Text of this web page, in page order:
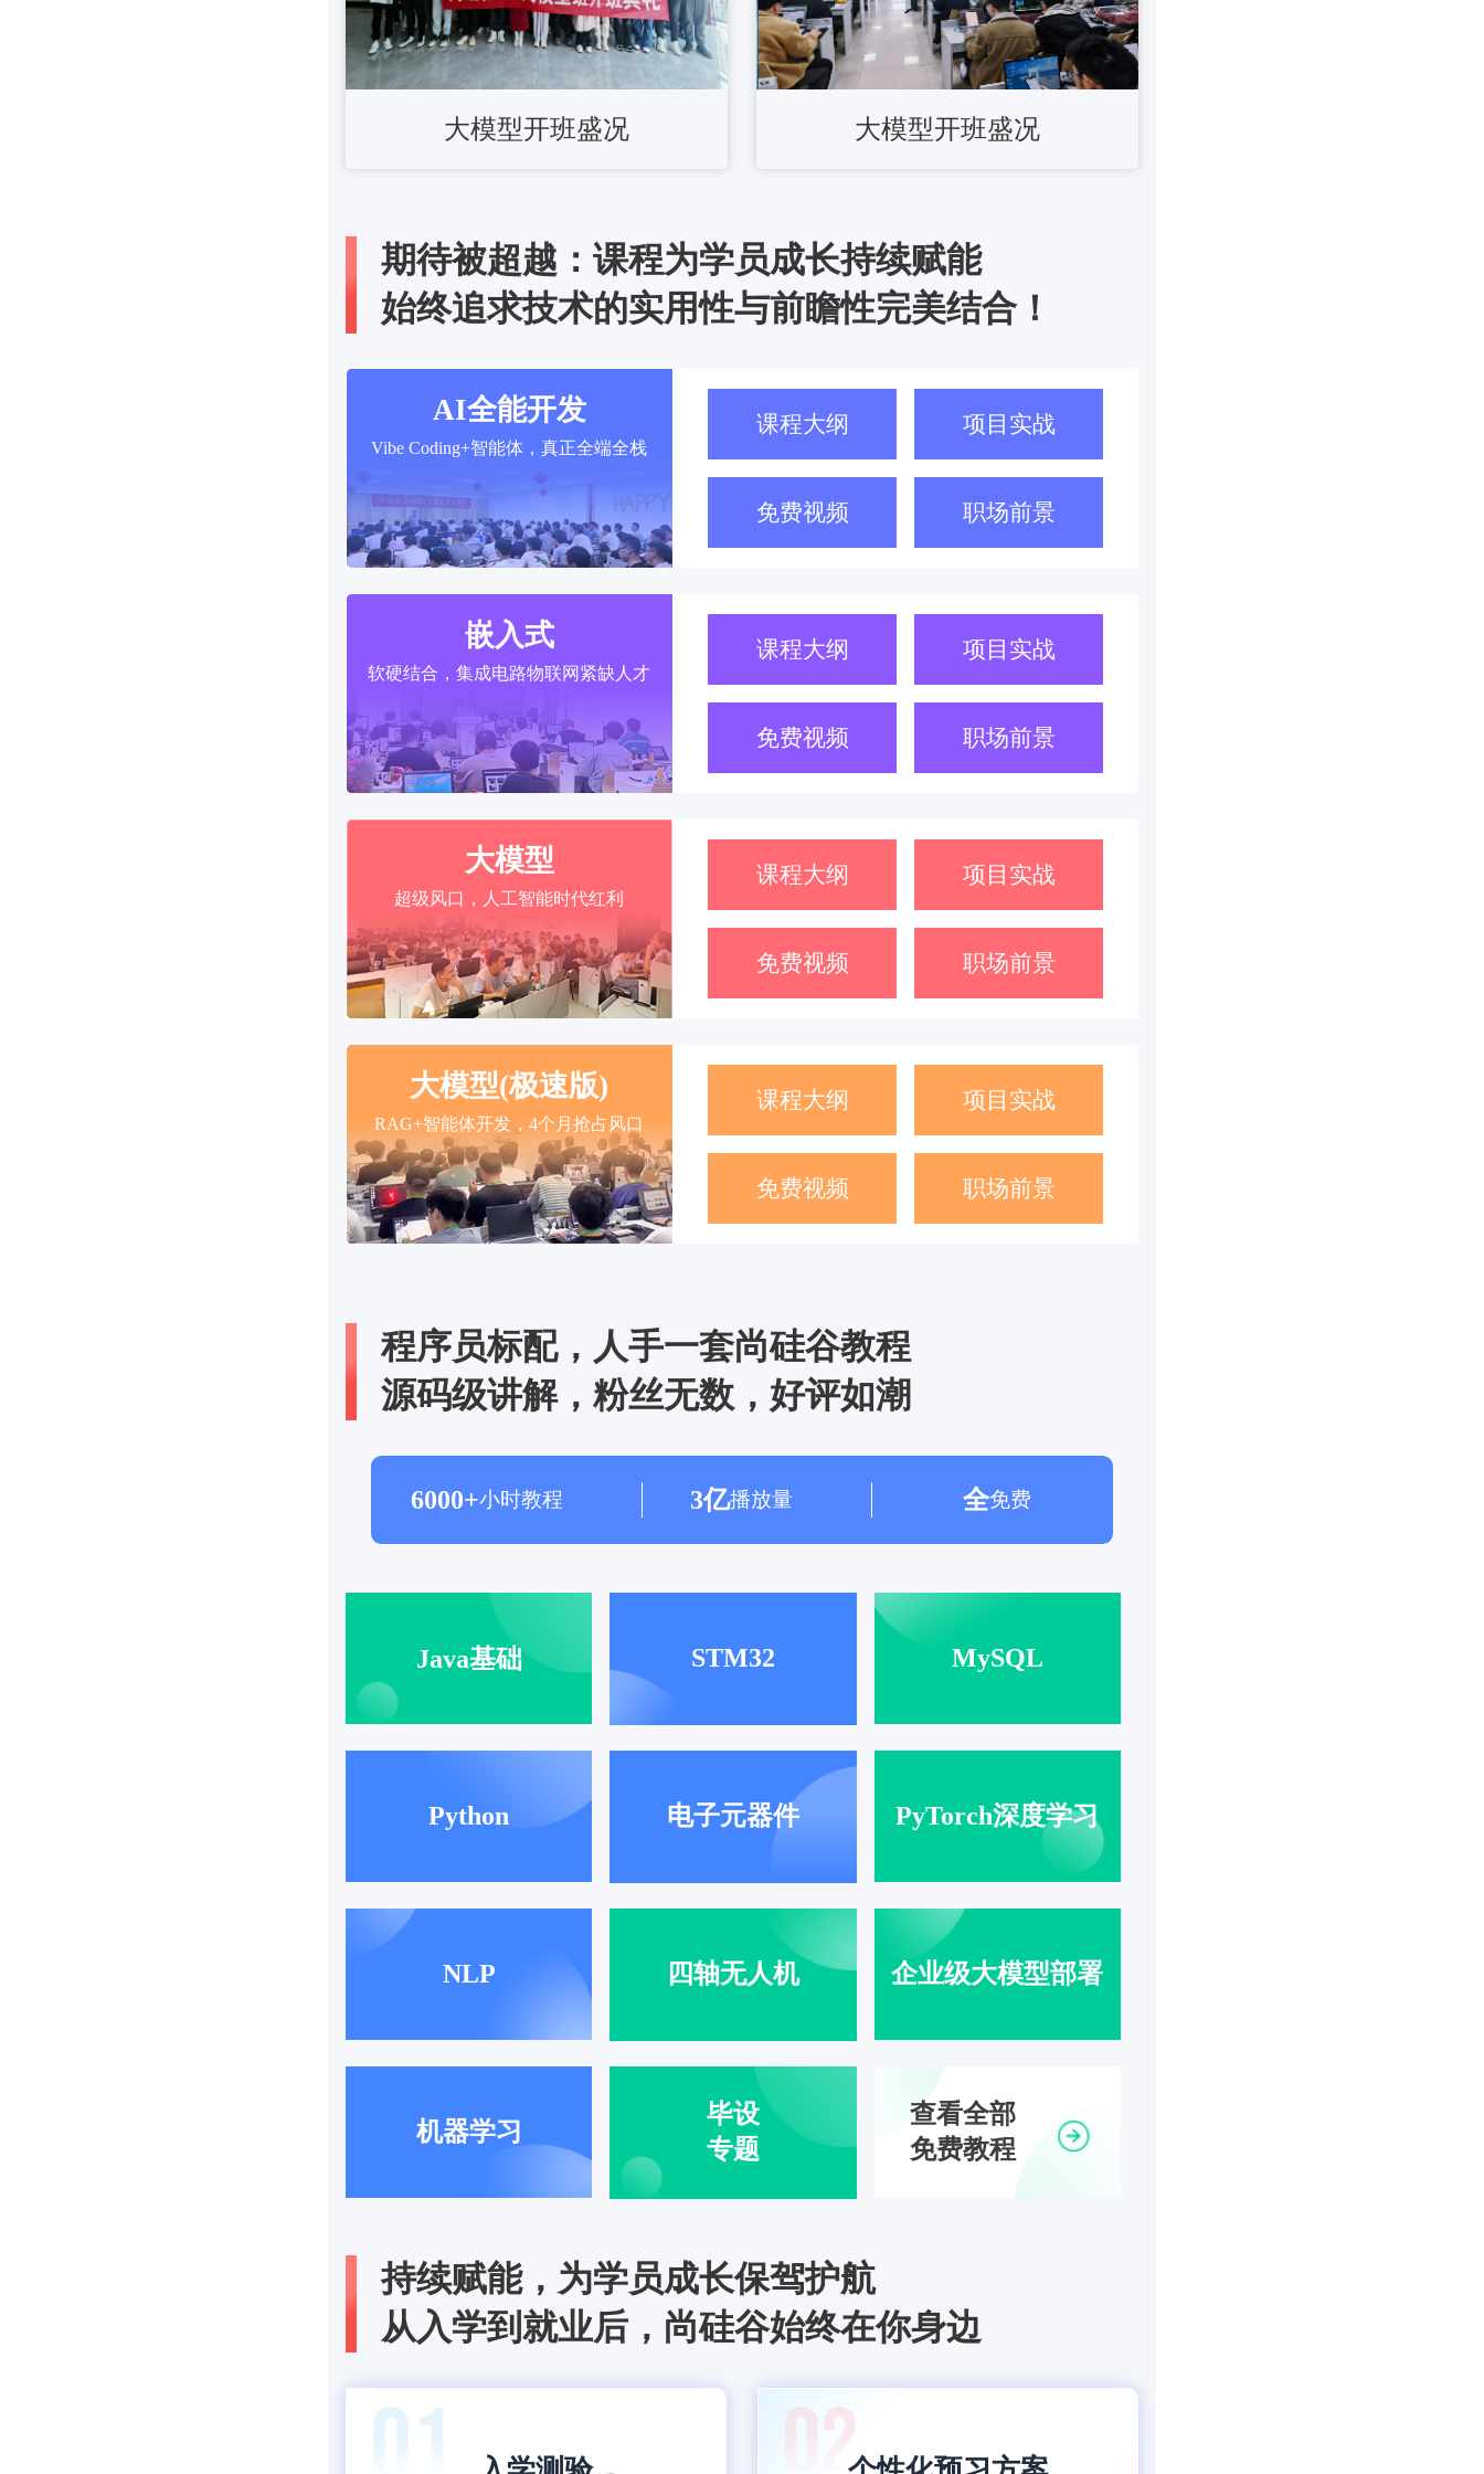
大模型开班盛况 大模型开班盛况
期待被超越：课程为学员成长持续赋能
始终追求技术的实用性与前瞻性完美结合！
AI全能开发
Vibe Coding+智能体，真正全端全栈
课程大纲 项目实战
免费视频 职场前景
嵌入式
软硬结合，集成电路物联网紧缺人才
课程大纲 项目实战
免费视频 职场前景
大模型
超级风口，人工智能时代红利
课程大纲 项目实战
免费视频 职场前景
大模型(极速版)
RAG+智能体开发，4个月抢占风口
课程大纲 项目实战
免费视频 职场前景
程序员标配，人手一套尚硅谷教程
源码级讲解，粉丝无数，好评如潮
6000+小时教程 3亿播放量 全免费
Java基础 STM32 MySQL
Python 电子元器件 PyTorch深度学习
NLP 四轴无人机 企业级大模型部署
机器学习
毕设
专题
查看全部
免费教程
持续赋能，为学员成长保驾护航
从入学到就业后，尚硅谷始终在你身边